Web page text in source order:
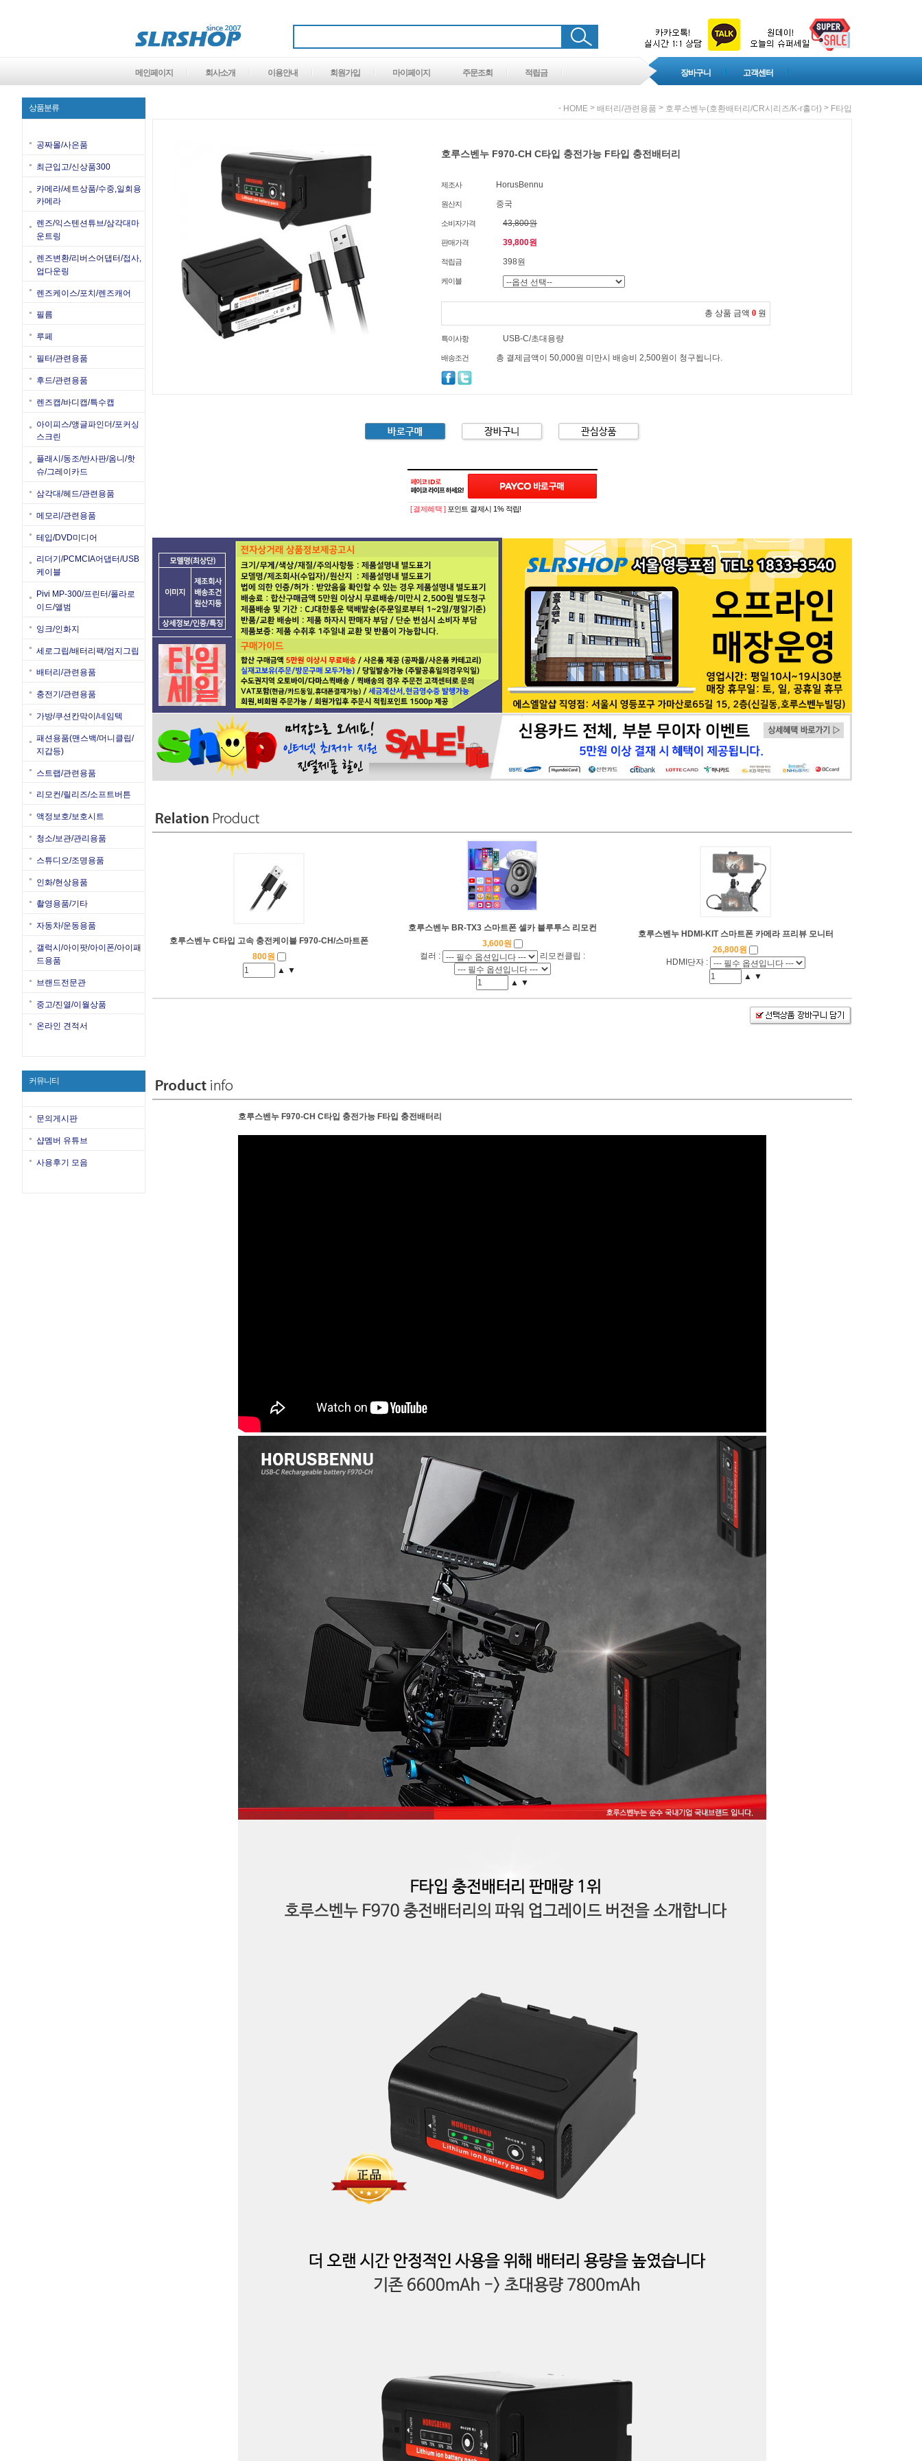
메인페이지 회사소개 이용안내 회원가입 마이페이지 주문조회 적립금 장바구니 고객센터
상품분류
공짜몰/사은품
최근입고/신상품300
카메라/세트상품/수중,일회용
카메라
렌즈/익스텐션튜브/삼각대마
운트링
렌즈변환/리버스어댑터/접사,
업다운링
렌즈케이스/포치/렌즈캐어
필름
루페
필터/관련용품
후드/관련용품
렌즈캡/바디캡/특수캡
아이피스/앵글파인더/포커싱
스크린
플래시/동조/반사판/옴니/핫
슈/그레이카드
삼각대/헤드/관련용품
메모리/관련용품
테입/DVD미디어
리더기/PCMCIA어댑터/USB
케이블
Pivi MP-300/프린터/폴라로
이드/앨범
잉크/인화지
세로그립/배터리팩/엄지그립
배터리/관련용품
충전기/관련용품
가방/쿠션칸막이/네임텍
패션용품(맨스백/머니클립/
지갑등)
스트랩/관련용품
리모컨/릴리즈/소프트버튼
액정보호/보호시트
청소/보관/관리용품
스튜디오/조명용품
인화/현상용품
촬영용품/기타
자동차/운동용품
갤럭시/아이팟/아이폰/아이패
드용품
브랜드전문관
중고/진열/이월상품
온라인 견적서
커뮤니티
문의게시판
샵멤버 유튜브
사용후기 모음
- HOME > 배터리/관련용품 > 호루스벤누(호환배터리/CR시리즈/K-r홀더) > F타입
호루스벤누 F970-CH C타입 충전가능 F타입 충전배터리
제조사 HorusBennu
원산지 중국
소비자가격 43,800원
판매가격 39,800원
적립금 398원
케이블
총 상품 금액 0 원
특이사항 USB-C/초대용량
배송조건 총 결제금액이 50,000원 미만시 배송비 2,500원이 청구됩니다.
코 라이프 하세요!
[ 결제혜택 ] 포인트 결제시 1% 적립!
호루스벤누 C타입 고속 충전케이블 F970-CH/스마트폰
800원
▲ ▼
호루스벤누 BR-TX3 스마트폰 셀카 블루투스 리모컨
3,600원
컬러 :
리모컨클립 :
▲ ▼
호루스벤누 HDMI-KIT 스마트폰 카메라 프리뷰 모니터
26,800원
HDMI단자 :
▲ ▼
호루스벤누 F970-CH C타입 충전가능 F타입 충전배터리